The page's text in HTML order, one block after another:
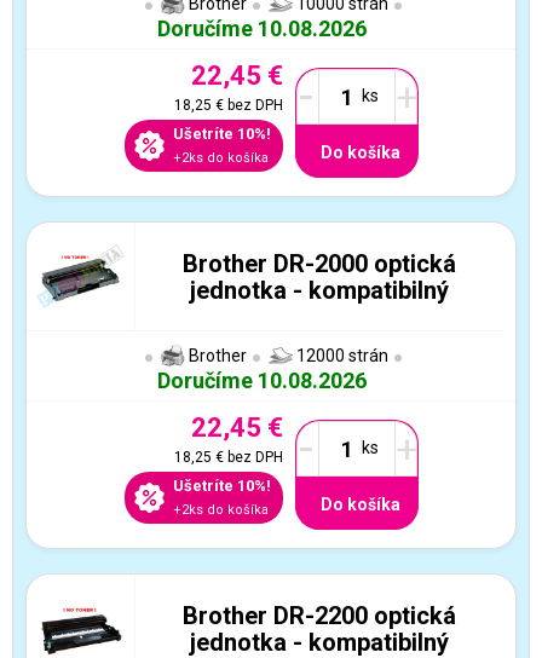
Doručíme 10.08.2026
22,45 €
18,25 €bez DPH
Ušetríte 10%!
+2ks do košíka
- +
Do košíka
Brother DR-2000 optická
jednotka - kompatibilný
Brother 12000 strán
Doručíme 10.08.2026
22,45 €
18,25 €bez DPH
Ušetríte 10%!
+2ks do košíka
- +
Do košíka
Brother DR-2200 optická
jednotka - kompatibilný